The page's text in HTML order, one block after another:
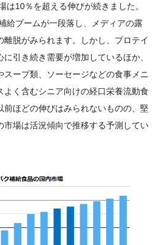
は10％を超える伸びが続きました。
給ブームが一段落し、メディアの露
離脱がみられます。しかし、プロテイ
引き続き需要が増加しているほか、
ープ類、ソーセージなどの食事メニ
よく含むシニア向けの経口栄養流動食
前ほどの伸びはみられないものの、堅
市場は活況傾向で推移する予測してい